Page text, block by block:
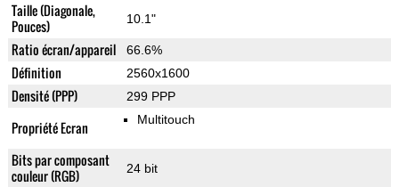
Taille (Diagonale,
Pouces)
10.1"
Ratio écran/appareil 66.6%
Définition 2560x1600
Densité (PPP) 299 PPP
Propriété Ecran Multitouch
Bits par composant
couleur (RGB)
24 bit